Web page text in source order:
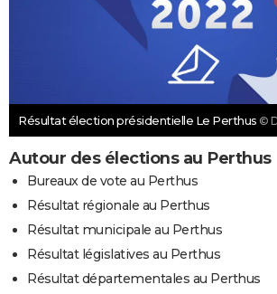
Résultat élection présidentielle Le Perthus ©
Autour des élections au Perthus
Bureaux de vote au Perthus
Résultat régionale au Perthus
Résultat municipale au Perthus
Résultat législatives au Perthus
Résultat départementales au Perthus